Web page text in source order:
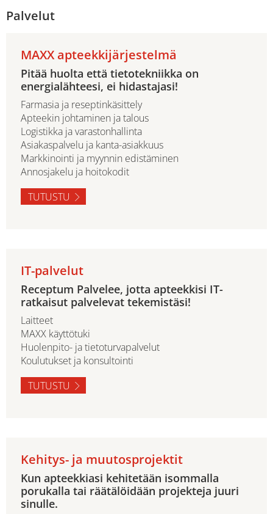
Palvelut
MAXX apteekkijärjestelmä
Pitää huolta että tietotekniikka on
energialähteesi, ei hidastajasi!
Farmasia ja reseptinkäsittely
Apteekin johtaminen ja talous
Logistikka ja varastonhallinta
Asiakaspalvelu ja kanta-asiakkuus
Markkinointi ja myynnin edistäminen
Annosjakelu ja hoitokodit
TUTUSTU
IT-palvelut
Receptum Palvelee, jotta apteekkisi IT-
ratkaisut palvelevat tekemistäsi!
Laitteet
MAXX käyttötuki
Huolenpito- ja tietoturvapalvelut
Koulutukset ja konsultointi
TUTUSTU
Kehitys- ja muutosprojektit
Kun apteekkiasi kehitetään isommalla
porukalla tai räätälöidään projekteja juuri
sinulle.